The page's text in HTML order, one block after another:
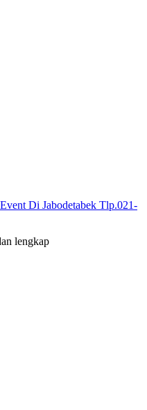
Di Jabodetabek Tlp.021-
lengkap